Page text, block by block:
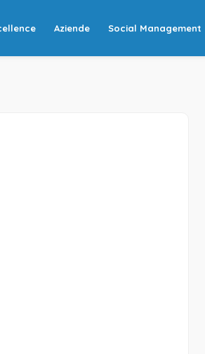
Aziende Social Management